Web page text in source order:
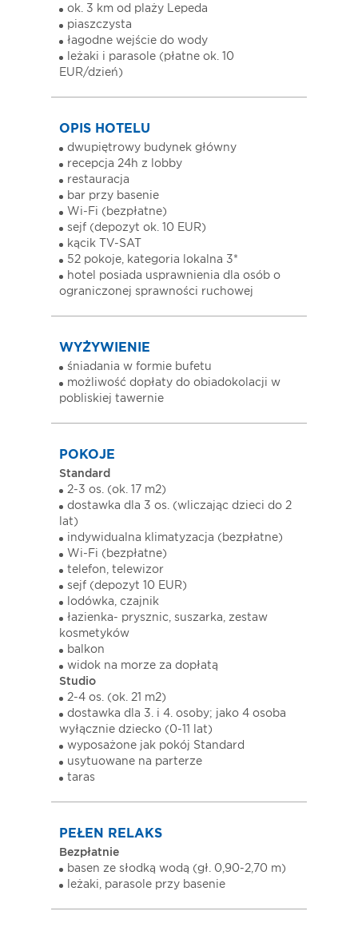
ok. 3 km od plaży Lepeda
piaszczysta
łagodne wejście do wody
leżaki i parasole (płatne ok. 10
EUR/dzień)
OPIS HOTELU
dwupiętrowy budynek główny
recepcja 24h z lobby
restauracja
bar przy basenie
Wi-Fi (bezpłatne)
sejf (depozyt ok. 10 EUR)
kącik TV-SAT
52 pokoje, kategoria lokalna 3*
hotel posiada usprawnienia dla osób o
ograniczonej sprawności ruchowej
WYŻYWIENIE
śniadania w formie bufetu
możliwość dopłaty do obiadokolacji w
pobliskiej tawernie
POKOJE
Standard
2-3 os. (ok. 17 m2)
dostawka dla 3 os. (wliczając dzieci do 2
lat)
indywidualna klimatyzacja (bezpłatne)
Wi-Fi (bezpłatne)
telefon, telewizor
sejf (depozyt 10 EUR)
lodówka, czajnik
łazienka- prysznic, suszarka, zestaw
kosmetyków
balkon
widok na morze za dopłatą
Studio
2-4 os. (ok. 21 m2)
dostawka dla 3. i 4. osoby; jako 4 osoba
wyłącznie dziecko (0-11 lat)
wyposażone jak pokój Standard
usytuowane na parterze
taras
PEŁEN RELAKS
Bezpłatnie
basen ze słodką wodą (gł. 0,90-2,70 m)
leżaki, parasole przy basenie